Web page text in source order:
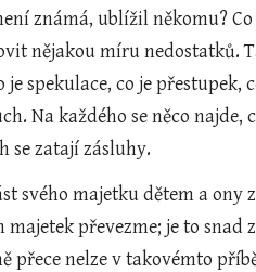
známá, ublížil někomu?
nějakou míru nedostatků.
spekulace, co je přestupek,
Na každého se něco
se zatají zásluhy.
svého majetku dětem a
převezme; je to snad
nelze v takovémto